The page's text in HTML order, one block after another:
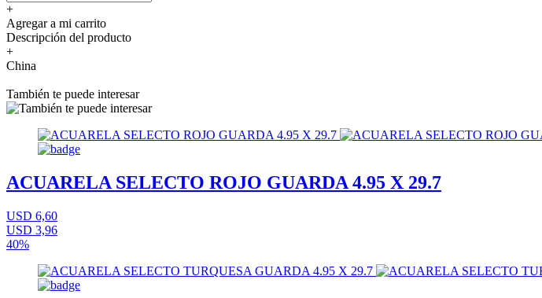
+
Agregar a mi carrito
Descripción del producto
+
China
También te puede interesar
ACUARELA SELECTO ROJO GUARDA 4.95 X 29.7
USD 6,60
USD 3,96
40%